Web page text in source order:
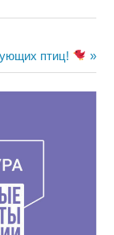
птиц!